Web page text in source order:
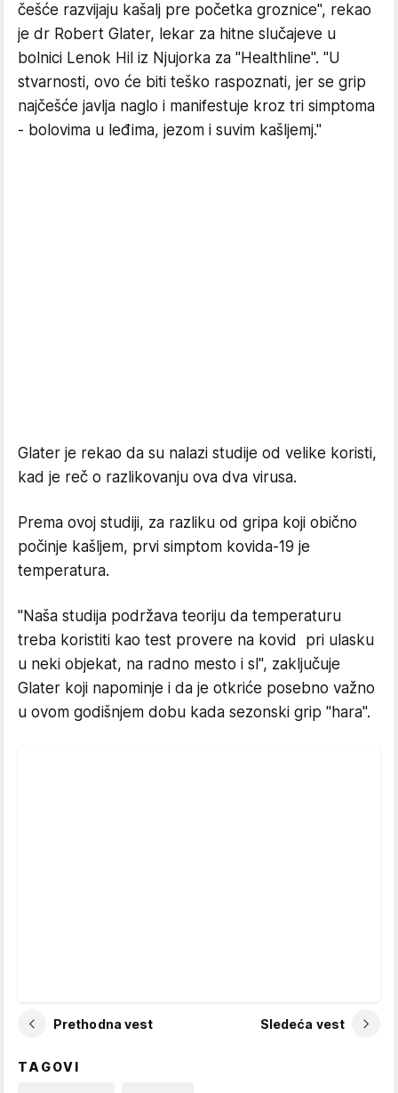
češće razvijaju kašalj pre početka groznice", rekao
je dr Robert Glater, lekar za hitne slučajeve u
bolnici Lenok Hil iz Njujorka za "Healthline". "U
stvarnosti, ovo će biti teško raspoznati, jer se grip
najčešće javlja naglo i manifestuje kroz tri simptoma
- bolovima u leđima, jezom i suvim kašljemj."
Glater je rekao da su nalazi studije od velike koristi,
kad je reč o razlikovanju ova dva virusa.
Prema ovoj studiji, za razliku od gripa koji obično
počinje kašljem, prvi simptom kovida-19 je
temperatura.
"Naša studija podržava teoriju da temperaturu
treba koristiti kao test provere na kovid pri ulasku
u neki objekat, na radno mesto i sl", zaključuje
Glater koji napominje i da je otkriće posebno važno
u ovom godišnjem dobu kada sezonski grip "hara".
Prethodna vest Sledeća vest
TAGOVI